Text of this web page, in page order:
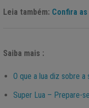
Leia também: Confira
Saiba mais :
O que a lua diz sobre a
Super Lua – Prepare-